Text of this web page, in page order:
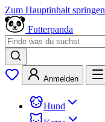
Zum Hauptinhalt springen
Futterpanda
Anmelden
Hund